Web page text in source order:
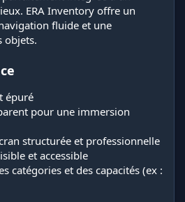
ERA Inventory offre un
fluide et une
objets.
épuré
pour une immersion
structurée et professionnelle
et accessible
catégories et des capacités (ex :